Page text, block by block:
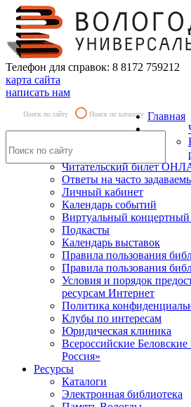
Телефон для справок: 8 8172 759212
карта сайта
написать нам
Поиск по сайту Поиск по каталогу Главная
Читательский билет
Ответы на часто
Личный кабинет
Календарь событий
Виртуальный концертный
Подкасты
Календарь выставок
Правила пользования
Правила пользования
Условия и порядок
ресурсам Интернет
Политика
Клубы по интересам
Юридическая клиника
Всероссийские
Россия»
Ресурсы
Каталоги
Электронная библиотека